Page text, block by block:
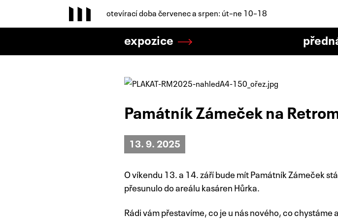
otevírací doba červenec a srpen: út–ne 10–18
expozice
Památník Zámeček na
13. 9. 2025
O víkendu 13. a 14. září bude mít Památník Zámeček
přesunulo do areálu kasáren Hůrka.
Rádi vám přestavíme, co je u nás nového, co chystáme